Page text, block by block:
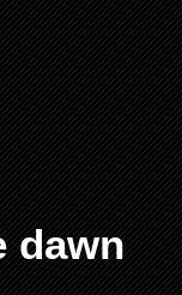
dawn